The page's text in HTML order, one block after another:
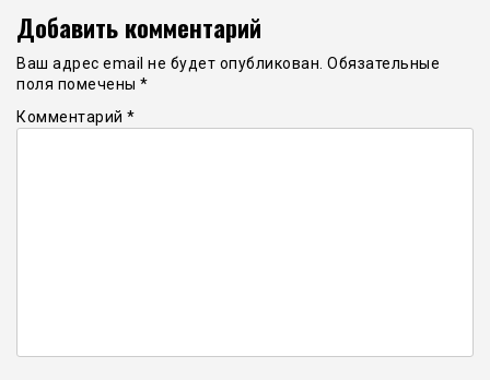
Добавить комментарий
Ваш адрес email не будет опубликован. Обязательные
поля помечены *
Комментарий *